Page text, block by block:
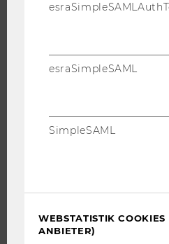
EVENTS ARCHIV
JOBS
esraSimpleSAML
SimpleSAML
WEBSTATISTIK
ANBIETER)